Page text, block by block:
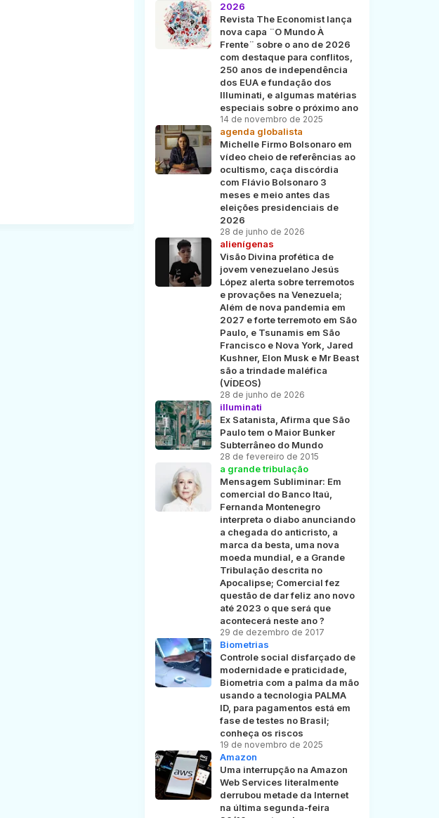
2026
Revista The Economist lança
nova capa ¨O Mundo À
Frente¨ sobre o ano de 2026
com destaque para conflitos,
250 anos de independência
dos EUA e fundação dos
Illuminati, e algumas matérias
especiais sobre o próximo ano
14 de novembro de 2025
agenda globalista
Michelle Firmo Bolsonaro em
vídeo cheio de referências ao
ocultismo, caça discórdia
com Flávio Bolsonaro 3
meses e meio antes das
eleições presidenciais de
2026
28 de junho de 2026
alienígenas
Visão Divina profética de
jovem venezuelano Jesús
López alerta sobre terremotos
e provações na Venezuela;
Além de nova pandemia em
2027 e forte terremoto em São
Paulo, e Tsunamis em São
Francisco e Nova York, Jared
Kushner, Elon Musk e Mr Beast
são a trindade maléfica
(VÍDEOS)
28 de junho de 2026
illuminati
Ex Satanista, Afirma que São
Paulo tem o Maior Bunker
Subterrâneo do Mundo
28 de fevereiro de 2015
a grande tribulação
Mensagem Subliminar: Em
comercial do Banco Itaú,
Fernanda Montenegro
interpreta o diabo anunciando
a chegada do anticristo, a
marca da besta, uma nova
moeda mundial, e a Grande
Tribulação descrita no
Apocalipse; Comercial fez
questão de dar feliz ano novo
até 2023 o que será que
acontecerá neste ano ?
29 de dezembro de 2017
Biometrias
Controle social disfarçado de
modernidade e praticidade,
Biometria com a palma da mão
usando a tecnologia PALMA
ID, para pagamentos está em
fase de testes no Brasil;
conheça os riscos
19 de novembro de 2025
Amazon
Uma interrupção na Amazon
Web Services literalmente
derrubou metade da Internet
na última segunda-feira